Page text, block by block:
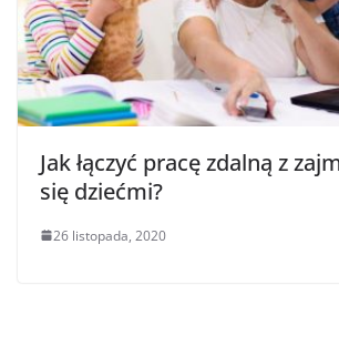
Jak łączyć pracę zdalną z
się dziećmi?
26 listopada, 2020